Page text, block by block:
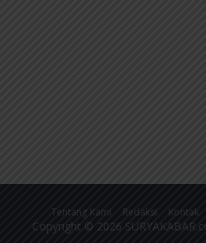
Tentang Kami Redaksi Kontak
Copyright © 2026